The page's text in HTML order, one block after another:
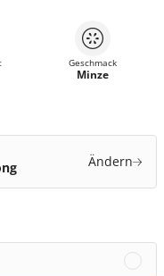
Geschmack
Minze
Ändern